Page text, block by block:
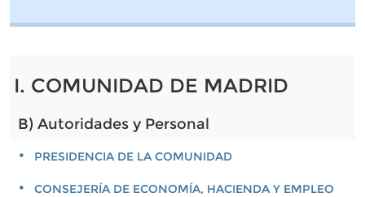
I. COMUNIDAD DE MADRID
B) Autoridades y Personal
PRESIDENCIA DE LA COMUNIDAD
CONSEJERÍA DE ECONOMÍA, HACIENDA Y EMPLEO